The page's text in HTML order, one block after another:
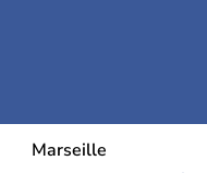
Marseille